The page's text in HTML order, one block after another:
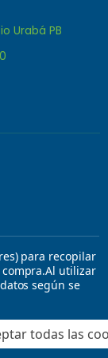
Urabá PB
para recopilar
Al utilizar
según se
todas las